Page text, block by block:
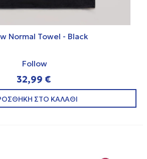
Normal Towel - Black
Follow
32,99 €
ΣΤΟ ΚΑΛΑΘΙ